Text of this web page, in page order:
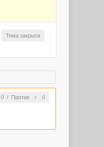
Тема закрыта
0/ Против 0